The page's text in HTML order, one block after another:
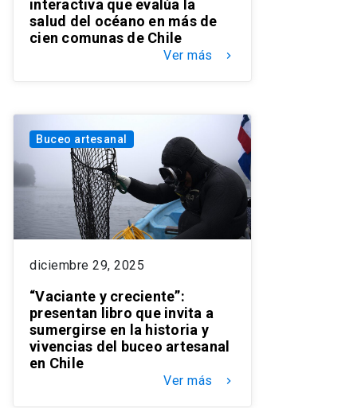
interactiva que evalúa la
salud del océano en más de
cien comunas de Chile
Ver más keyboard_arrow_right
Buceo artesanal
diciembre 29, 2025
“Vaciante y creciente”:
presentan libro que invita a
sumergirse en la historia y
vivencias del buceo artesanal
en Chile
Ver más keyboard_arrow_right